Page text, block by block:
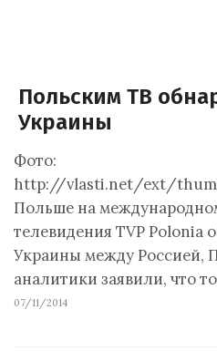
Польским ТВ
Украины
Фото:
http://vlasti.net/ext/
Польше на
телевидения TVP Polonia
Украины между Россией,
аналитики заявили, что
07/11/2014